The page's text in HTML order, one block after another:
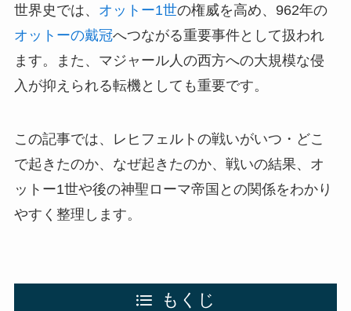
世界史では、 オットー1世の権威を高め、962年の
オットーの戴冠へつながる重要事件として扱われ
ます。また、マジャール人の西方への大規模な侵
入が抑えられる転機としても重要です。
この記事では、レヒフェルトの戦いがいつ・どこ
で起きたのか、なぜ起きたのか、戦いの結果、オ
ットー1世や後の神聖ローマ帝国との関係をわかり
やすく整理します。
もくじ